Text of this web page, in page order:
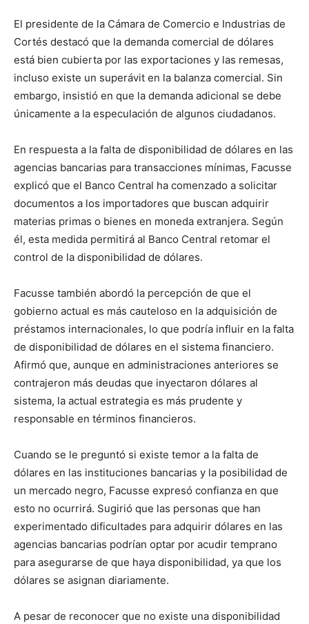
El presidente de la Cámara de Comercio e Industrias de
Cortés destacó que la demanda comercial de dólares
está bien cubierta por las exportaciones y las remesas,
incluso existe un superávit en la balanza comercial. Sin
embargo, insistió en que la demanda adicional se debe
únicamente a la especulación de algunos ciudadanos.
En respuesta a la falta de disponibilidad de dólares en las
agencias bancarias para transacciones mínimas, Facusse
explicó que el Banco Central ha comenzado a solicitar
documentos a los importadores que buscan adquirir
materias primas o bienes en moneda extranjera. Según
él, esta medida permitirá al Banco Central retomar el
control de la disponibilidad de dólares.
Facusse también abordó la percepción de que el
gobierno actual es más cauteloso en la adquisición de
préstamos internacionales, lo que podría influir en la falta
de disponibilidad de dólares en el sistema financiero.
Afirmó que, aunque en administraciones anteriores se
contrajeron más deudas que inyectaron dólares al
sistema, la actual estrategia es más prudente y
responsable en términos financieros.
Cuando se le preguntó si existe temor a la falta de
dólares en las instituciones bancarias y la posibilidad de
un mercado negro, Facusse expresó confianza en que
esto no ocurrirá. Sugirió que las personas que han
experimentado dificultades para adquirir dólares en las
agencias bancarias podrían optar por acudir temprano
para asegurarse de que haya disponibilidad, ya que los
dólares se asignan diariamente.
A pesar de reconocer que no existe una disponibilidad